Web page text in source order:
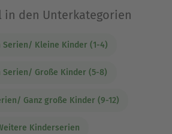
in den Unterkategorien
Serien/ Kleine Kinder (1-4)
Serien/ Große Kinder (5-8)
Ganz große Kinder (9-12)
Kinderserien